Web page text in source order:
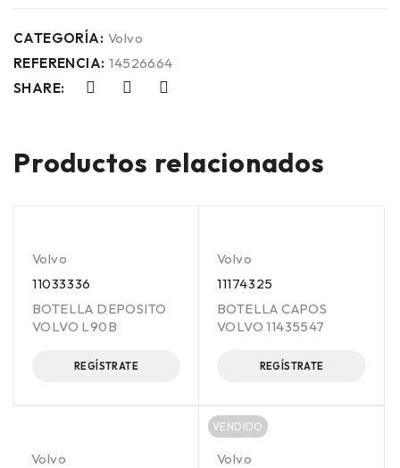
CATEGORÍA: Volvo
REFERENCIA: 14526664
SHARE:
Productos relacionados
Volvo
11033336
BOTELLA DEPOSITO
VOLVO L90B
REGÍSTRATE
Volvo
11174325
BOTELLA CAPOS
VOLVO 11435547
REGÍSTRATE
Volvo
VENDIDO
Volvo